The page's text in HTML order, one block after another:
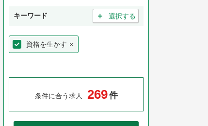
キーワード ＋ 選択する
資格を生かす ×
条件に合う求人 269件